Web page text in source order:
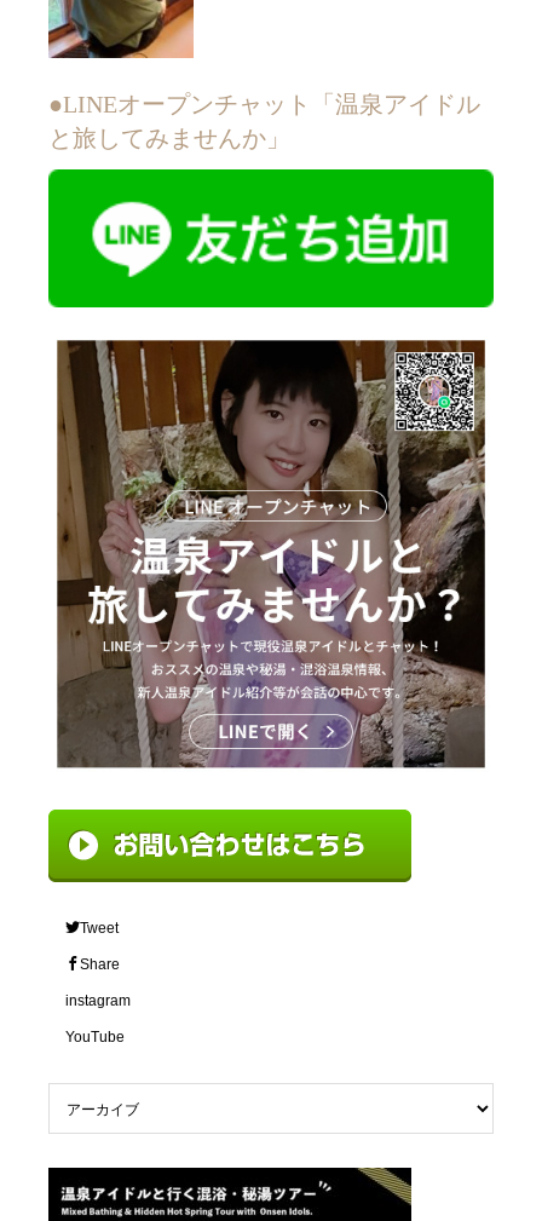
●LINEオープンチャット「温泉アイドル
と旅してみませんか」
Tweet
Share
instagram
YouTube